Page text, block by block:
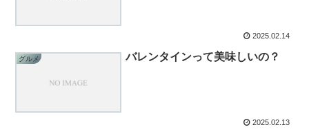
2025.02.14
グルメ バレンタインって美味しいの？
2025.02.13